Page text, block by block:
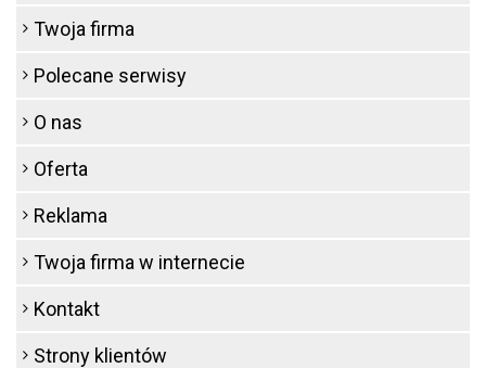
Twoja firma
Polecane serwisy
O nas
Oferta
Reklama
Twoja firma w internecie
Kontakt
Strony klientów